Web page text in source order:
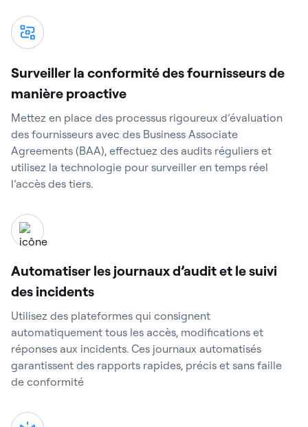
Surveiller la conformité des fournisseurs de
manière proactive
Mettez en place des processus rigoureux d’évaluation
des fournisseurs avec des Business Associate
Agreements (BAA), effectuez des audits réguliers et
utilisez la technologie pour surveiller en temps réel
l’accès des tiers.
Automatiser les journaux d’audit et le suivi
des incidents
Utilisez des plateformes qui consignent
automatiquement tous les accès, modifications et
réponses aux incidents. Ces journaux automatisés
garantissent des rapports rapides, précis et sans faille
de conformité